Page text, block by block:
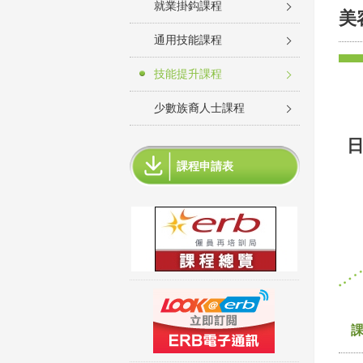
就業掛鈎課程
通用技能課程
技能提升課程
少數族裔人士課程
課程申請表
美